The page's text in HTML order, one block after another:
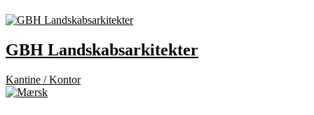
GBH Landskabsarkitekter
Kantine / Kontor